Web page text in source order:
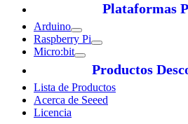
Plataformas
Arduino
Raspberry Pi
Micro:bit
Productos
Lista de Productos
Acerca de Seeed
Licencia